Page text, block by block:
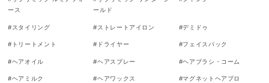
ース
ールド
#スタイリング #ストレートアイロン #デミドゥ
# トリートメント # ドライヤー #フェイスパック
#ヘアオイル #ヘアスプレー #ヘアブラシ・コーム
#ヘアミルク #ヘアワックス #マグネットヘアプロ